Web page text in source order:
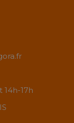
14h-17h